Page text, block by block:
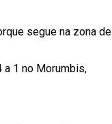
segue na zona de
a 1 no Morumbis,